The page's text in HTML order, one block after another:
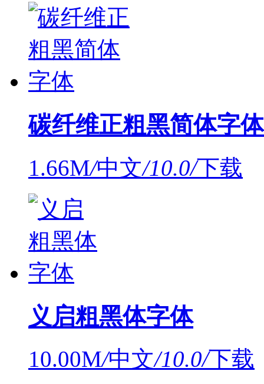
碳纤维正粗黑简体字体
1.66M/中文/10.0/下载
义启粗黑体字体
10.00M/中文/10.0/下载